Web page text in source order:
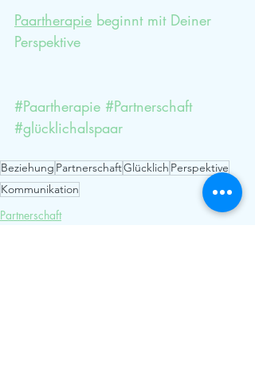
Paartherapie beginnt mit Deiner
Perspektive
#Paartherapie #Partnerschaft
#glücklichalspaar
Beziehung PartnerschaftGlücklich Perspektive
Kommunikation
Partnerschaft